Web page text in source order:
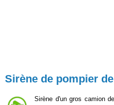
Sirène de pompier
Sirène d'un gros camion